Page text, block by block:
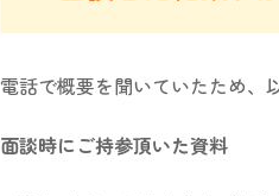
電話で概要を聞いていたため、
面談時にご持参頂いた資料